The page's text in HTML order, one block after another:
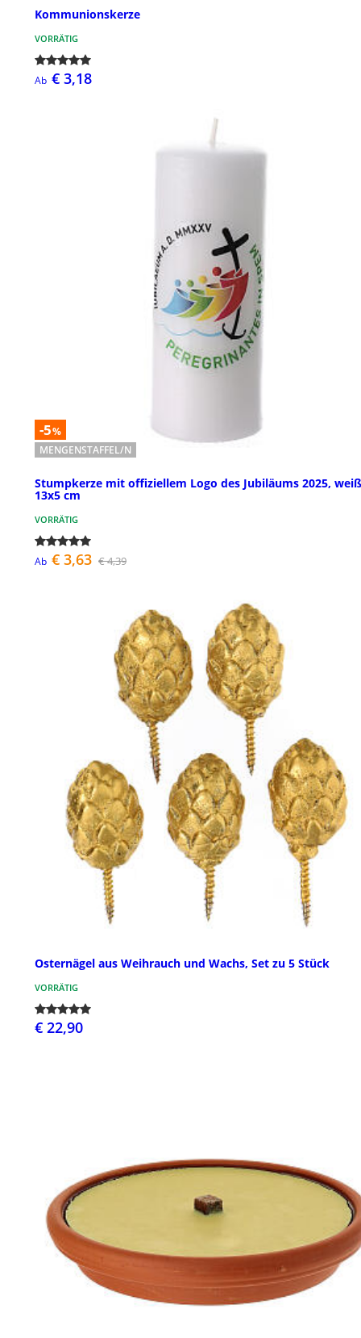
Kommunionskerze
VORRÄTIG
Ab € 3,18
-5%
MENGENSTAFFEL/N
Stumpkerze mit offiziellem Logo des Jubiläums 2025,
13x5 cm
VORRÄTIG
Ab € 3,63 € 4,39
Osternägel aus Weihrauch und Wachs, Set zu 5 Stück
VORRÄTIG
€ 22,90